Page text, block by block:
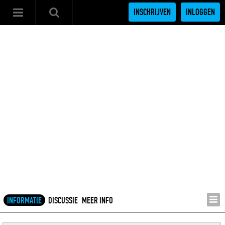
INSCHRIJVEN INLOGGEN
INFORMATIE DISCUSSIE MEER INFO